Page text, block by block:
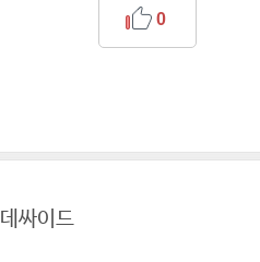
0
싸이드